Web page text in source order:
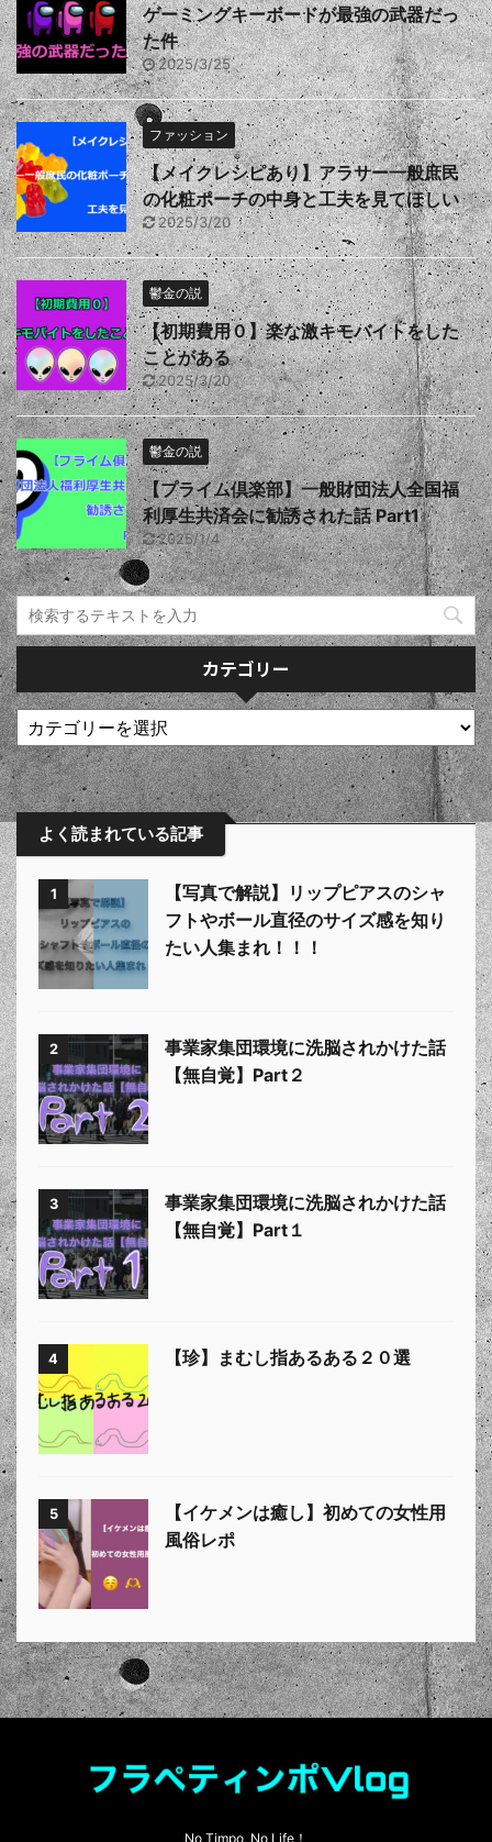
ゲーミングキーボードが最強の武器だっ
た件
2025/3/25
ファッション
【メイクレシピあり】アラサー一般庶民
の化粧ポーチの中身と工夫を見てほしい
2025/3/20
鬱金の説
【初期費用０】楽な激キモバイトをした
ことがある
2025/3/20
鬱金の説
【プライム倶楽部】一般財団法人全国福
利厚生共済会に勧誘された話 Part1
2025/1/4
カテゴリー
よく読まれている記事
1
【写真で解説】リップピアスのシャ
フトやボール直径のサイズ感を知り
たい人集まれ！！！
2
事業家集団環境に洗脳されかけた話
【無自覚】Part２
3
事業家集団環境に洗脳されかけた話
【無自覚】Part１
4 【珍】まむし指あるある２０選
5
【イケメンは癒し】初めての女性用
風俗レポ
No Timpo, No Life！